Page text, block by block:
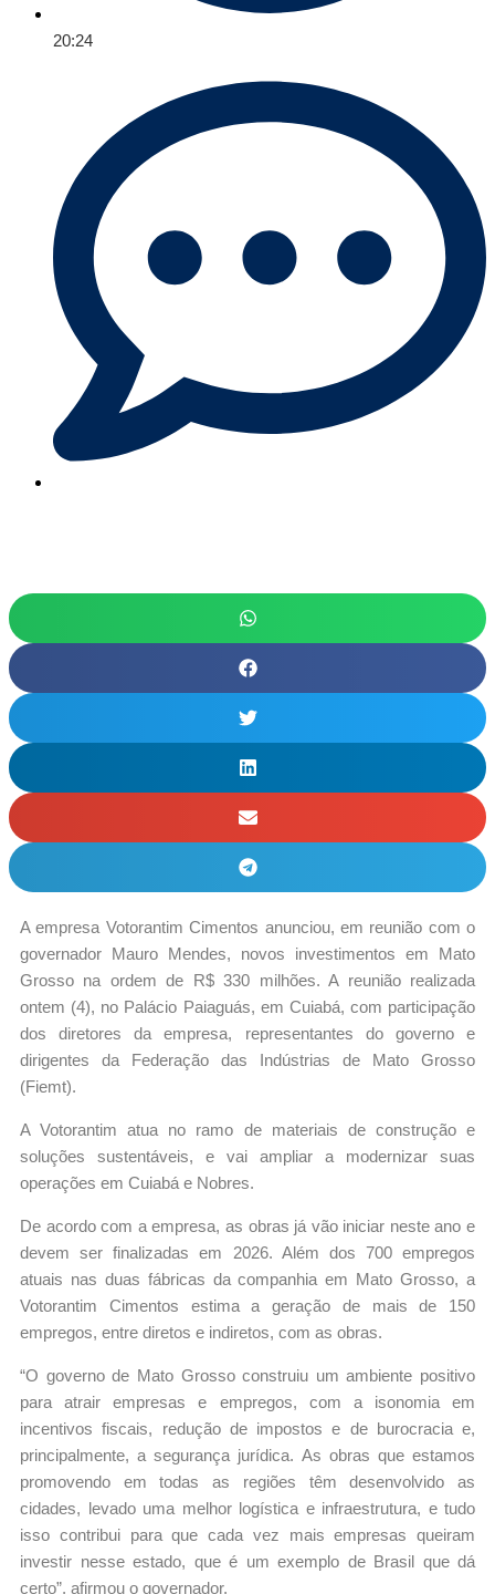
20:24
A empresa Votorantim Cimentos anunciou, em reunião com o
governador Mauro Mendes, novos investimentos em Mato
Grosso na ordem de R$ 330 milhões. A reunião realizada
ontem (4), no Palácio Paiaguás, em Cuiabá, com participação
dos diretores da empresa, representantes do governo e
dirigentes da Federação das Indústrias de Mato Grosso
(Fiemt).
A Votorantim atua no ramo de materiais de construção e
soluções sustentáveis, e vai ampliar a modernizar suas
operações em Cuiabá e Nobres.
De acordo com a empresa, as obras já vão iniciar neste ano e
devem ser finalizadas em 2026. Além dos 700 empregos
atuais nas duas fábricas da companhia em Mato Grosso, a
Votorantim Cimentos estima a geração de mais de 150
empregos, entre diretos e indiretos, com as obras.
“O governo de Mato Grosso construiu um ambiente positivo
para atrair empresas e empregos, com a isonomia em
incentivos fiscais, redução de impostos e de burocracia e,
principalmente, a segurança jurídica. As obras que estamos
promovendo em todas as regiões têm desenvolvido as
cidades, levado uma melhor logística e infraestrutura, e tudo
isso contribui para que cada vez mais empresas queiram
investir nesse estado, que é um exemplo de Brasil que dá
certo”, afirmou o governador.